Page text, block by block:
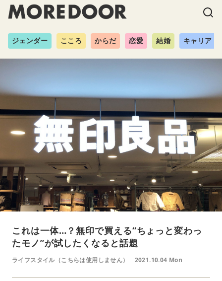
ジェンダー こころ からだ 恋愛 結婚 キャリア
これは一体…？無印で買える“ちょっと変わっ
たモノ”が試したくなると話題
ライフスタイル（こちらは使用しません） 2021.10.04 Mon